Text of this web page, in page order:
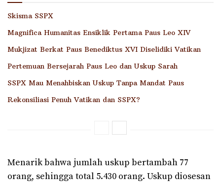
Skisma SSPX
Magnifica Humanitas Ensiklik Pertama Paus Leo XIV
Mukjizat Berkat Paus Benediktus XVI Diselidiki Vatikan
Pertemuan Bersejarah Paus Leo dan Uskup Sarah
SSPX Mau Menahbiskan Uskup Tanpa Mandat Paus
Rekonsiliasi Penuh Vatikan dan SSPX?
Menarik bahwa jumlah uskup bertambah 77
orang, sehingga total 5.430 orang. Uskup diosesan